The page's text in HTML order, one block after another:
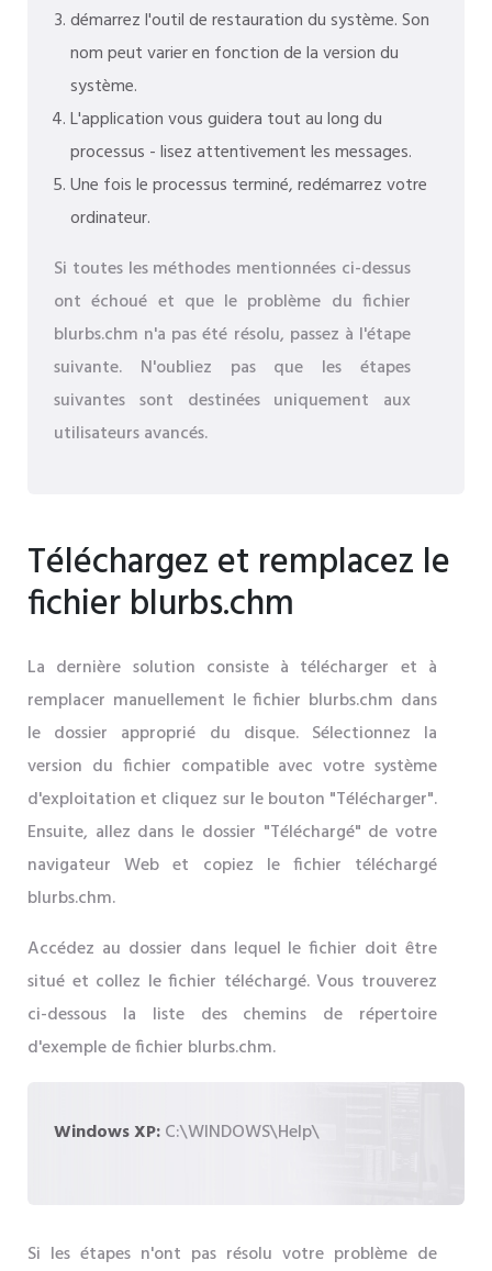
démarrez l'outil de restauration du système. Son
nom peut varier en fonction de la version du
système.
L'application vous guidera tout au long du
processus - lisez attentivement les messages.
Une fois le processus terminé, redémarrez votre
ordinateur.
Si toutes les méthodes mentionnées ci-dessus
ont échoué et que le problème du fichier
blurbs.chm n'a pas été résolu, passez à l'étape
suivante. N'oubliez pas que les étapes
suivantes sont destinées uniquement aux
utilisateurs avancés.
Téléchargez et remplacez le
fichier blurbs.chm
La dernière solution consiste à télécharger et à
remplacer manuellement le fichier blurbs.chm dans
le dossier approprié du disque. Sélectionnez la
version du fichier compatible avec votre système
d'exploitation et cliquez sur le bouton "Télécharger".
Ensuite, allez dans le dossier "Téléchargé" de votre
navigateur Web et copiez le fichier téléchargé
blurbs.chm.
Accédez au dossier dans lequel le fichier doit être
situé et collez le fichier téléchargé. Vous trouverez
ci-dessous la liste des chemins de répertoire
d'exemple de fichier blurbs.chm.
Windows XP:C:\WINDOWS\Help\
Si les étapes n'ont pas résolu votre problème de